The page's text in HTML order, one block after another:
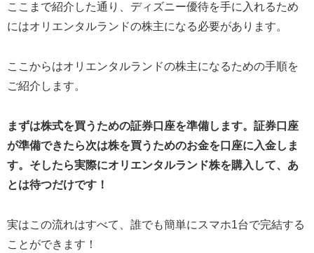
ここまで紹介した通り、ディズニー優待を手に入れるため
にはオリエンタルランドの株主になる必要があります。
ここからはオリエンタルランドの株主になるための手順を
ご紹介します。
まずは株式を買うための証券口座を準備します。証券口座
が準備できたら次は株を買うためのお金を口座に入金しま
す。そしたら実際にオリエンタルランド株を購入して、あ
とは待つだけです！
実はこの流れはすべて、誰でも簡単にスマホ1台で完結する
ことができます！